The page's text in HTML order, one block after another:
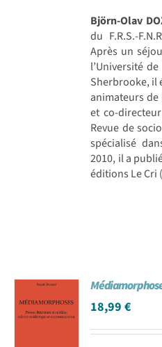
Björn-Olav
du F.R.S.-
Après un
l’Université
Sherbrooke, il
animateurs
et co-directeur
Revue de
spécialisé
2010, il a
éditions Le Cri
18,99€